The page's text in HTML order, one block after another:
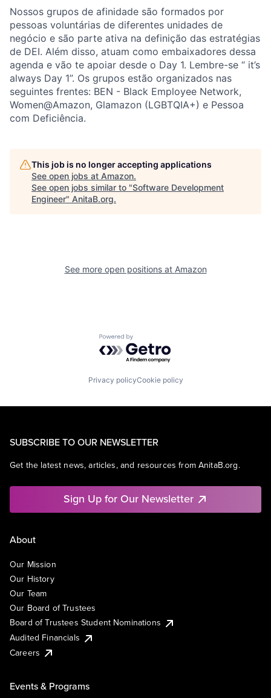
Nossos grupos de afinidade são formados por
pessoas voluntárias de diferentes unidades de
negócio e são parte ativa na definição das estratégias
de DEI. Além disso, atuam como embaixadores dessa
agenda e vão te apoiar desde o Day 1. Lembre-se “ it’s
always Day 1”. Os grupos estão organizados nas
seguintes frentes: BEN - Black Employee Network,
Women@Amazon, Glamazon (LGBTQIA+) e Pessoa
com Deficiência.
This job is no longer accepting applications
See open jobs at Amazon.
See open jobs similar to "Software Development
Engineer" AnitaB.org.
See more open positions at Amazon
Powered by Getro.com
Privacy policyCookie policy
SUBSCRIBE TO OUR NEWSLETTER
Get the latest news, articles, and resources from AnitaB.org.
Sign Up for Our Newsletter
About
Our Mission
Our History
Our Team
Our Board of Trustees
Board of Trustees Student Nominations
Audited Financials
Careers
Events & Programs